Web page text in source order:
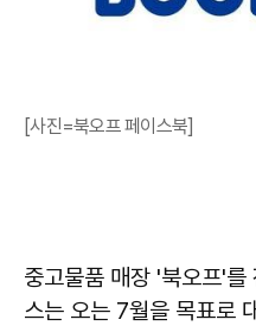
[사진=북오프 페이스북]
중고물품 매장 '북오프'를
스는 오는 7월을 목표로